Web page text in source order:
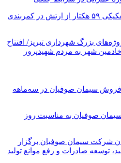
آماده‌سازی نقشه‌های تفکیکی ۵۹ هکتار از ارتش در کمربندی
بزرگ شهرداری تبریز/ افتتاح
شهر به مردم شهیدپرور
فروش سیمان صوفیان در سه‌ماهه
صوفیان به مناسبت روز
شرکت سیمان صوفیان برگزار
توسعه صادرات و رفع موانع تولید